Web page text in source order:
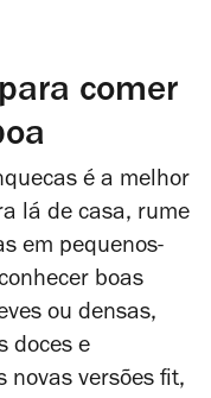
comer
é a melhor
lá de casa, rume
em pequenos-
boas
ou densas,
doces e
novas versões fit,